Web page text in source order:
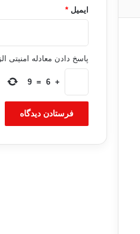
ایمیل *
پاسخ دادن معادله امنیتی
+
6
=
9